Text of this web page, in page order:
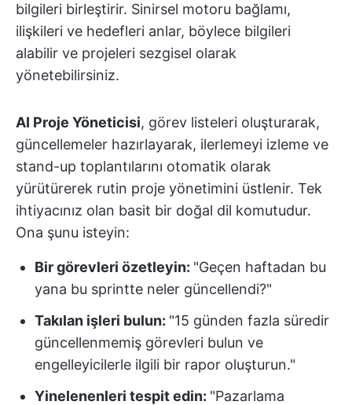
bilgileri birleştirir. Sinirsel motoru bağlamı,
ilişkileri ve hedefleri anlar, böylece bilgileri
alabilir ve projeleri sezgisel olarak
yönetebilirsiniz.
AI Proje Yöneticisi, görev listeleri oluşturarak,
güncellemeler hazırlayarak, ilerlemeyi izleme ve
stand-up toplantılarını otomatik olarak
yürütürerek rutin proje yönetimini üstlenir. Tek
ihtiyacınız olan basit bir doğal dil komutudur.
Ona şunu isteyin:
Bir görevleri özetleyin: "Geçen haftadan bu
yana bu sprintte neler güncellendi?"
Takılan işleri bulun: "15 günden fazla süredir
güncellenmemiş görevleri bulun ve
engelleyicilerle ilgili bir rapor oluşturun."
Yinelenenleri tespit edin: "Pazarlama